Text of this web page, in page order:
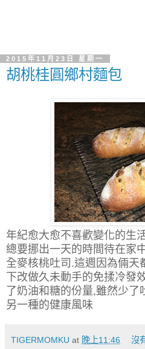
2015年11月23日 星期一
胡桃桂圓鄉村麵包
年紀愈大愈不喜歡變化的生
總要挪出一天的時間待在家
全麥核桃吐司.這週因為倆天
下改做久未動手的免揉冷發
了奶油和糖的份量,雖然少
另一種的健康風味
TIGERMOMKU at 晚上11:46 沒